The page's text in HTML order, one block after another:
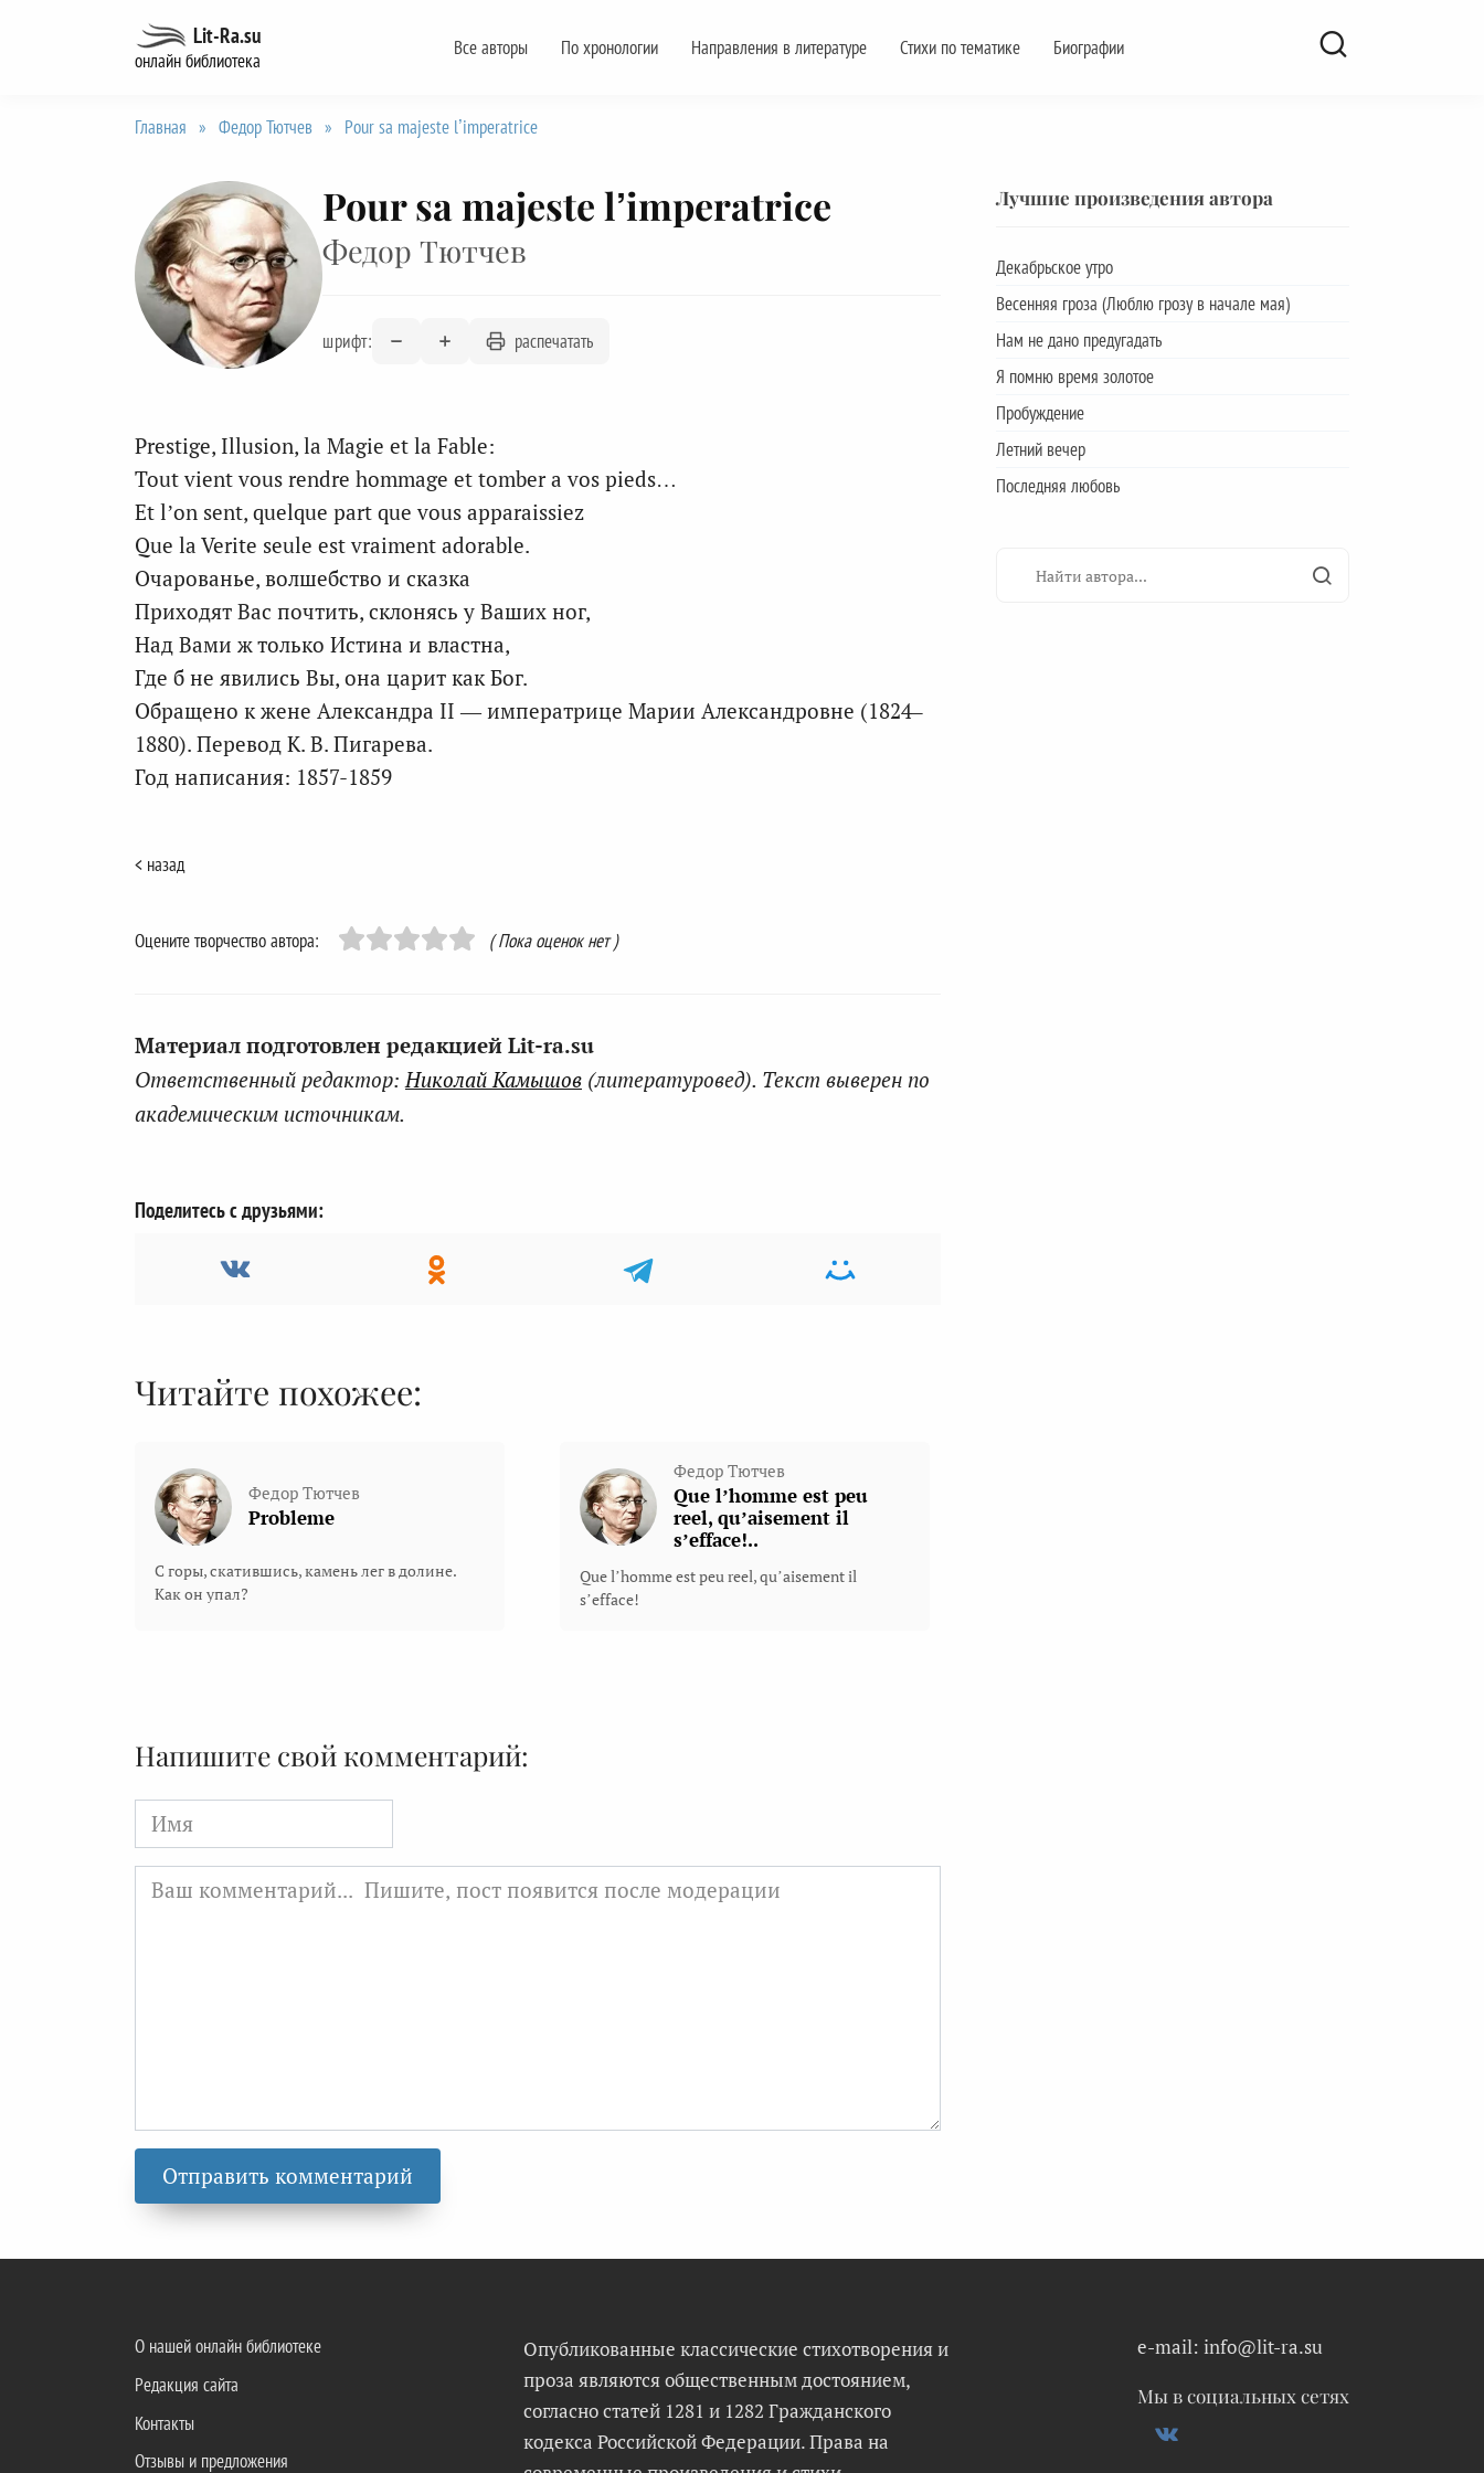
Lit-Ra.su
онлайн библиотека
Все авторы По хронологии Направления в литературе Стихи по тематике Биографии
Главная » Федор Тютчев » Pour sa majeste l’imperatrice
Pour sa majeste l’imperatrice
Федор Тютчев
шрифт: распечатать
Prestige, Illusion, la Magie et la Fable:
Tout vient vous rendre hommage et tomber a vos pieds…
Et l’on sent, quelque part que vous apparaissiez
Que la Verite seule est vraiment adorable.
Очарованье, волшебство и сказка
Приходят Вас почтить, склонясь у Ваших ног,
Над Вами ж только Истина и властна,
Где б не явились Вы, она царит как Бог.
Обращено к жене Александра II — императрице Марии Александровне (1824–
1880). Перевод К. В. Пигарева.
Год написания: 1857-1859
< назад
Оцените творчество автора: ( Пока оценок нет )
Материал подготовлен редакцией Lit-ra.su
Ответственный редактор:Николай Камышов (литературовед). Текст выверен по
академическим источникам.
Поделитесь с друзьями:
Читайте похожее:
Федор Тютчев
Probleme
С горы, скатившись, камень лег в долине.
Как он упал?
Федор Тютчев
Que l’homme est peu
reel, qu’aisement il
s’efface!..
Que l’homme est peu reel, qu’aisement il
s’efface!
Напишите свой комментарий:
Имя
Лучшие произведения автора
Декабрьское утро
Весенняя гроза (Люблю грозу в начале мая)
Нам не дано предугадать
Я помню время золотое
Пробуждение
Летний вечер
Последняя любовь
О нашей онлайн библиотеке
Редакция сайта
Контакты
Отзывы и предложения
Опубликованные классические стихотворения и
проза являются общественным достоянием,
согласно статей 1281 и 1282 Гражданского
кодекса Российской Федерации. Права на
e-mail: info@lit-ra.su
Мы в социальных сетях